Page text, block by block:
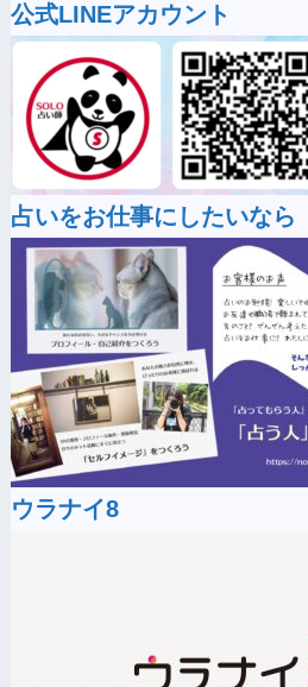
公式LINEアカウント
占いをお仕事にしたいなら
ウラナイ8